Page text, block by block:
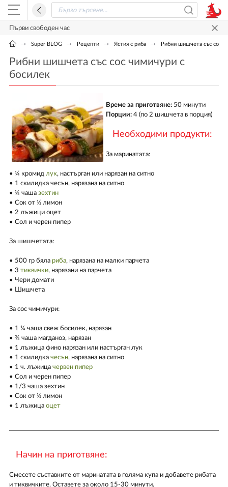
Първи свободен час
Super BLOG Рецепти Ястия с риба Рибни шишчета със сос
Рибни шишчета със сос чимичури с
босилек
Време за приготвяне:50 минути
Порции:4 (по 2 шишчета в порция)
Необходими продукти:
За маринатата:
• ¼ кромид лук, настърган или нарязан на ситно
• 1 скилидка чесън, нарязана на ситно
• ¼ чаша зехтин
• Сок от ½ лимон
• 2 лъжици оцет
• Сол и черен пипер
За шишчетата:
• 500 гр бяла риба, нарязана на малки парчета
• 3 тиквички, нарязани на парчета
• Чери домати
• Шишчета
За сос чимичури:
• 1 ¼ чаша свеж босилек, нарязан
• ¾ чаша магданоз, нарязан
• 1 лъжица фино нарязан или настърган лук
• 1 скилидка чесън, нарязана на ситно
• 1 ч. лъжица червен пипер
• Сол и черен пипер
• 1/3 чаша зехтин
• Сок от ½ лимон
• 1 лъжица оцет
Начин на приготвяне:
Смесете съставките от маринатата в голяма купа и добавете рибата
и тиквичките. Оставете за около 15-30 минути.